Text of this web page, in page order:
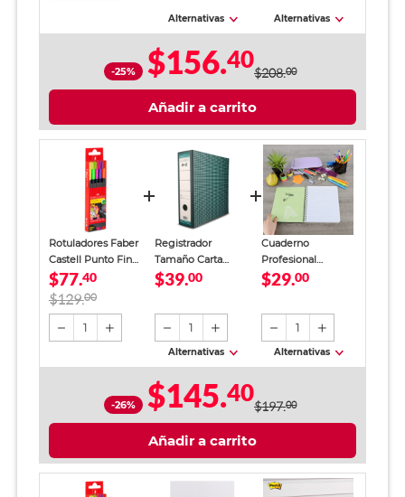
Alternativas Alternativas
-25% $156.40$208.00
Añadir a carrito
Rotuladores Faber
Castell Punto Fino
Neón 5 piezas
$77.40
$129.00
1
Registrador
Tamaño Carta
Office Depot
$39.00
1
Alternativas
Cuaderno
Profesional
SkyBook Go Plus
$29.00
1
Alternativas
-26% $145.40$197.00
Añadir a carrito